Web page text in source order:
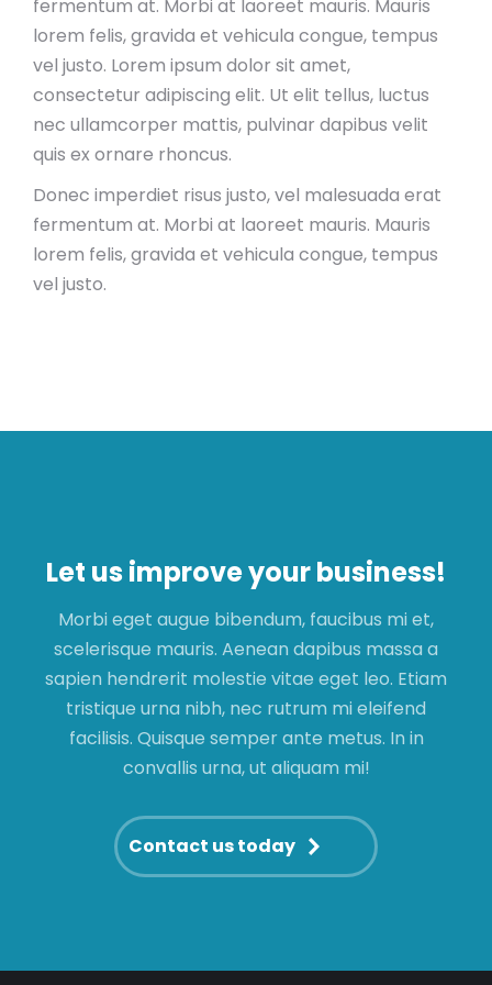
fermentum at. Morbi at laoreet mauris. Mauris
lorem felis, gravida et vehicula congue, tempus
vel justo. Lorem ipsum dolor sit amet,
consectetur adipiscing elit. Ut elit tellus, luctus
nec ullamcorper mattis, pulvinar dapibus velit
quis ex ornare rhoncus.
Donec imperdiet risus justo, vel malesuada erat
fermentum at. Morbi at laoreet mauris. Mauris
lorem felis, gravida et vehicula congue, tempus
vel justo.
Let us improve your business!
Morbi eget augue bibendum, faucibus mi et,
scelerisque mauris. Aenean dapibus massa a
sapien hendrerit molestie vitae eget leo. Etiam
tristique urna nibh, nec rutrum mi eleifend
facilisis. Quisque semper ante metus. In in
convallis urna, ut aliquam mi!
Contact us today